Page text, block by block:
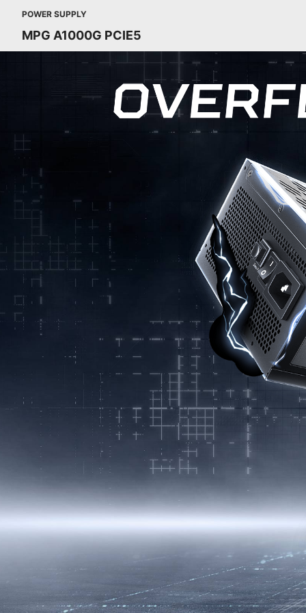
POWER SUPPLY
MPG A1000G PCIE5